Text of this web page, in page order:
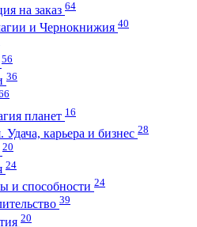
на заказ 64
и Чернокнижия 40
56
36
планет 16
карьера и бизнес 28
20
24
и способности 24
39
20